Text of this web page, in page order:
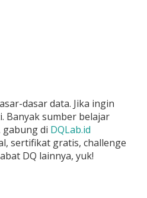
dasar data. Jika ingin
Banyak sumber belajar
gabung di DQLab.id
sertifikat gratis, challenge
DQ lainnya, yuk!